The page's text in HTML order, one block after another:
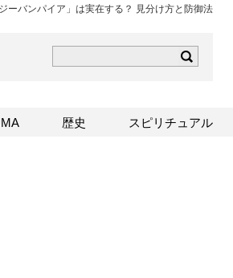
ジーバンパイア」は実在する？ 見分け方と防御法
ら
歴史 スピリチュアル